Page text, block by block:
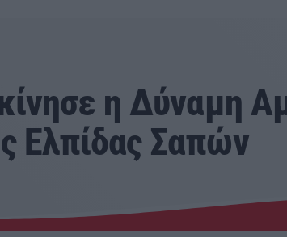
η Δύναμη
Ελπίδας Σαπών